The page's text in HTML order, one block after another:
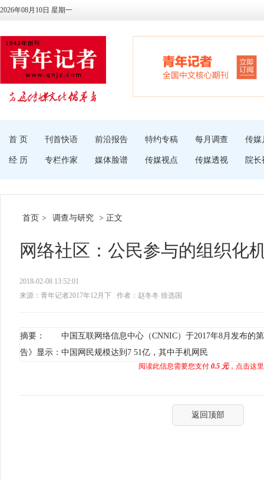
2026年08月10日 星期一
首 页 刊首快语 前沿报告 特约专稿 每月调查 传媒
经 历 专栏作家 媒体脸谱 传媒视点 传媒透视 院长
首页 > 调查与研究 > 正文
网络社区：公民参与的组织化
2018-02-08 13:52:01
来源：青年记者2017年12月下
作者：赵冬冬 徐选国
摘要： 中国互联网络信息中心（CNNIC）于2017年8月发布的第
告》显示：中国网民规模达到7 51亿，其中手机网民
阅读此信息需要您支付 0.5 元，点击这
返回顶部